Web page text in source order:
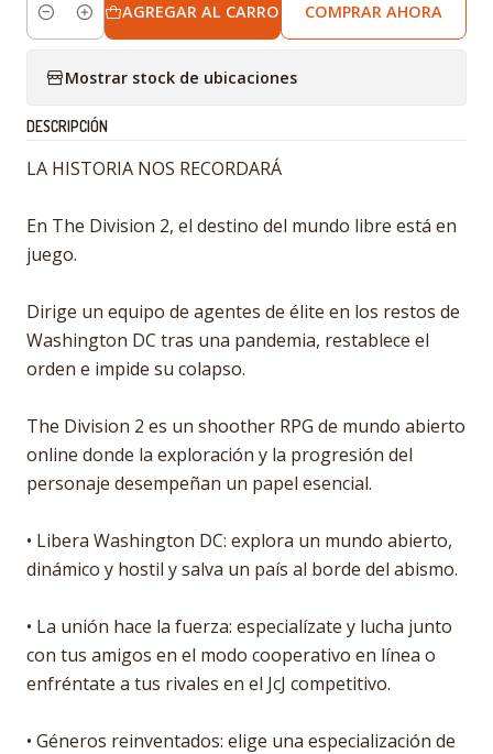
Cantidad
AGREGAR AL CARRO COMPRAR AHORA
Mostrar stock de ubicaciones
DESCRIPCIÓN
LA HISTORIA NOS RECORDARÁ
En The Division 2, el destino del mundo libre está en
juego.
Dirige un equipo de agentes de élite en los restos de
Washington DC tras una pandemia, restablece el
orden e impide su colapso.
The Division 2 es un shoother RPG de mundo abierto
online donde la exploración y la progresión del
personaje desempeñan un papel esencial.
• Libera Washington DC: explora un mundo abierto,
dinámico y hostil y salva un país al borde del abismo.
• La unión hace la fuerza: especialízate y lucha junto
con tus amigos en el modo cooperativo en línea o
enfréntate a tus rivales en el JcJ competitivo.
• Géneros reinventados: elige una especialización de